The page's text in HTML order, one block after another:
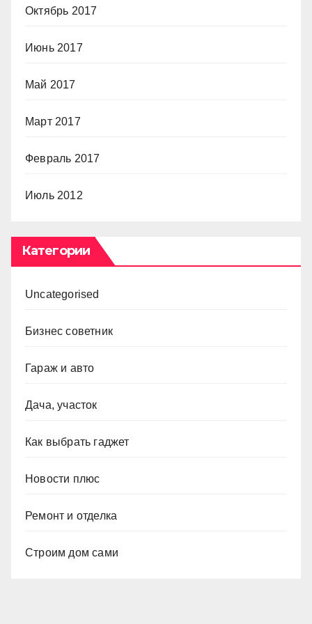
Октябрь 2017
Июнь 2017
Май 2017
Март 2017
Февраль 2017
Июль 2012
Категории
Uncategorised
Бизнес советник
Гараж и авто
Дача, участок
Как выбрать гаджет
Новости плюс
Ремонт и отделка
Строим дом сами